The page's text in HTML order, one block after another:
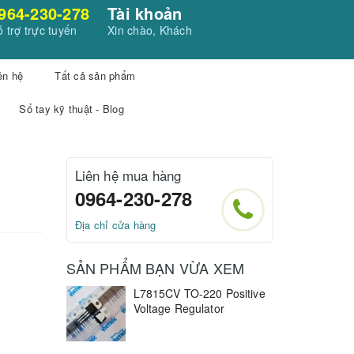
230-278
trợ trực tuyến
Tài khoản
Xin chào, Khách
hệ Tất cả sản phẩm
Sổ tay kỹ thuật - Blog
Liên hệ mua hàng
0964-230-278
Địa chỉ cửa hàng
SẢN PHẨM BẠN VỪA XEM
L7815CV TO-220 Positive
Voltage Regulator